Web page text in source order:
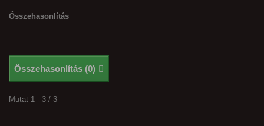
Összehasonlítás
Összehasonlítás (0)
Mutat 1 - 3 / 3